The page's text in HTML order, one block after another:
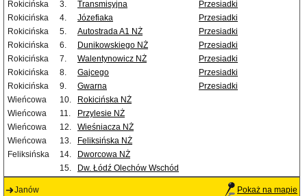
Rokicińska
3. Transmisyjna
Przesiadki
Rokicińska
4. Józefiaka
Przesiadki
Rokicińska
5. Autostrada A1 NŻ
Przesiadki
Rokicińska
6. Dunikowskiego NŻ
Przesiadki
Rokicińska
7. Walentynowicz NŻ
Przesiadki
Rokicińska
8. Gajcego
Przesiadki
Rokicińska
9. Gwarna
Przesiadki
Wieńcowa
10.
Rokicińska NŻ
Wieńcowa
11.
Przylesie NŻ
Wieńcowa
12.
Wieśniacza NŻ
Wieńcowa
13.
Feliksińska NŻ
Feliksińska
14.
Dworcowa NŻ
15.
Dw. Łódź Olechów Wschód
Janów Pokaż na mapie